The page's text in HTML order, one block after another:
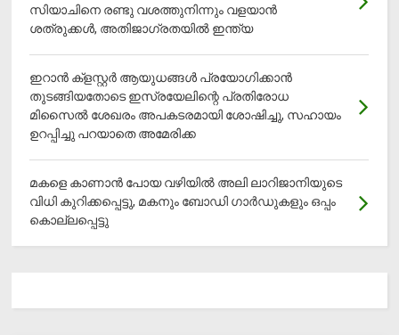
സിയാചിനെ രണ്ടു വശത്തുനിന്നും വളയാൻ
ശത്രുക്കൾ, അതിജാ​ഗ്രതയിൽ ഇന്ത്യ
ഇറാന്‍ ക്‌ളസ്റ്റര്‍ ആയുധങ്ങള്‍ പ്രയോഗിക്കാന്‍
തുടങ്ങിയതോടെ ഇസ്രയേലിന്റെ പ്രതിരോധ
മിസൈല്‍ ശേഖരം അപകടരമായി ശോഷിച്ചു, സഹായം
ഉറപ്പിച്ചു പറയാതെ അമേരിക്ക
മകളെ കാണാന്‍ പോയ വഴിയില്‍ അലി ലാറിജാനിയുടെ
വിധി കുറിക്കപ്പെട്ടു, മകനും ബോഡി ഗാര്‍ഡുകളും ഒപ്പം
കൊല്ലപ്പെട്ടു